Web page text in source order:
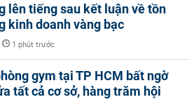
lên tiếng sau kết luận về tồn
kinh doanh vàng bạc
1 phút trước
gym tại TP HCM bất ngờ
tất cả cơ sở, hàng trăm hội